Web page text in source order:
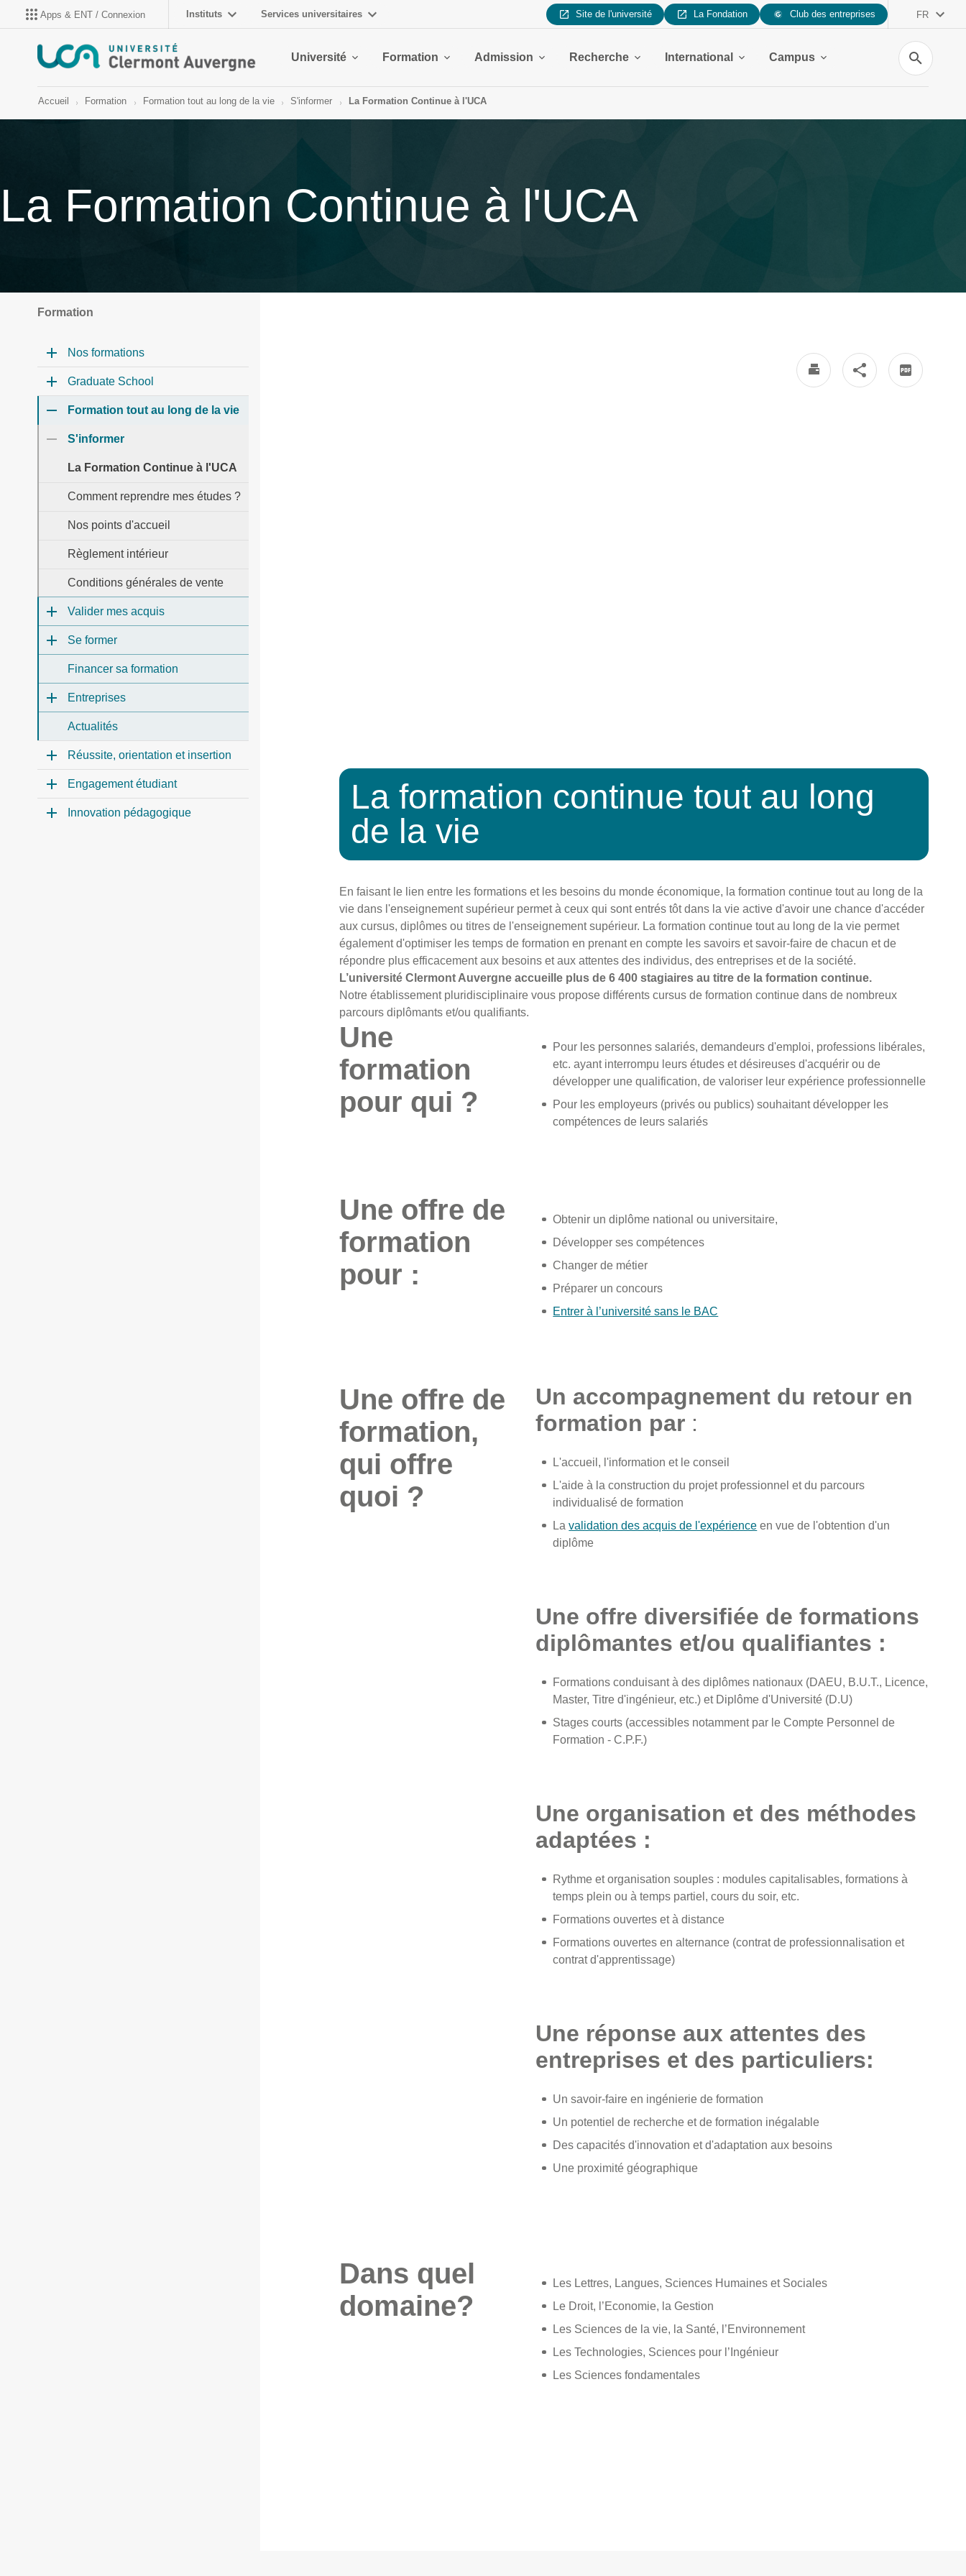
Apps & ENT / Connexion Instituts Services universitaires Site de l'université La Fondation Club des entreprises FR
Université Formation Admission Recherche International Campus
Recherche
Accueil Formation Formation tout au long de la vie S'informer La Formation Continue à l'UCA
La Formation Continue à l'UCA
La formation continue tout au long
de la vie
En faisant le lien entre les formations et les besoins du monde économique, la formation continue tout au long de la
vie dans l'enseignement supérieur permet à ceux qui sont entrés tôt dans la vie active d'avoir une chance d'accéder
aux cursus, diplômes ou titres de l'enseignement supérieur. La formation continue tout au long de la vie permet
également d'optimiser les temps de formation en prenant en compte les savoirs et savoir-faire de chacun et de
répondre plus efficacement aux besoins et aux attentes des individus, des entreprises et de la société.
L’université Clermont Auvergne accueille plus de 6 400 stagiaires au titre de la formation continue.
Notre établissement pluridisciplinaire vous propose différents cursus de formation continue dans de nombreux
parcours diplômants et/ou qualifiants.
Une
formation
pour qui ?
Pour les personnes salariés, demandeurs d'emploi, professions libérales,
etc. ayant interrompu leurs études et désireuses d'acquérir ou de
développer une qualification, de valoriser leur expérience professionnelle
Pour les employeurs (privés ou publics) souhaitant développer les
compétences de leurs salariés
Une offre de
formation
pour :
Obtenir un diplôme national ou universitaire,
Développer ses compétences
Changer de métier
Préparer un concours
Entrer à l’université sans le BAC
Une offre de
formation,
qui offre
quoi ?
Un accompagnement du retour en
formation par :
L'accueil, l'information et le conseil
L'aide à la construction du projet professionnel et du parcours
individualisé de formation
Lavalidation des acquis de l'expérience en vue de l'obtention d'un
diplôme
Une offre diversifiée de formations
diplômantes et/ou qualifiantes :
Formations conduisant à des diplômes nationaux (DAEU, B.U.T., Licence,
Master, Titre d'ingénieur, etc.) et Diplôme d'Université (D.U)
Stages courts (accessibles notamment par le Compte Personnel de
Formation - C.P.F.)
Une organisation et des méthodes
adaptées :
Rythme et organisation souples : modules capitalisables, formations à
temps plein ou à temps partiel, cours du soir, etc.
Formations ouvertes et à distance
Formations ouvertes en alternance (contrat de professionnalisation et
contrat d'apprentissage)
Une réponse aux attentes des
entreprises et des particuliers:
Un savoir-faire en ingénierie de formation
Un potentiel de recherche et de formation inégalable
Des capacités d'innovation et d'adaptation aux besoins
Une proximité géographique
Dans quel
domaine?
Les Lettres, Langues, Sciences Humaines et Sociales
Le Droit, l’Economie, la Gestion
Les Sciences de la vie, la Santé, l’Environnement
Les Technologies, Sciences pour l’Ingénieur
Les Sciences fondamentales
Formation
Nos formations
Graduate School
Formation tout au long de la vie
S'informer
La Formation Continue à l'UCA
Comment reprendre mes études ?
Nos points d'accueil
Règlement intérieur
Conditions générales de vente
Valider mes acquis
Se former
Financer sa formation
Entreprises
Actualités
Réussite, orientation et insertion
Engagement étudiant
Innovation pédagogique